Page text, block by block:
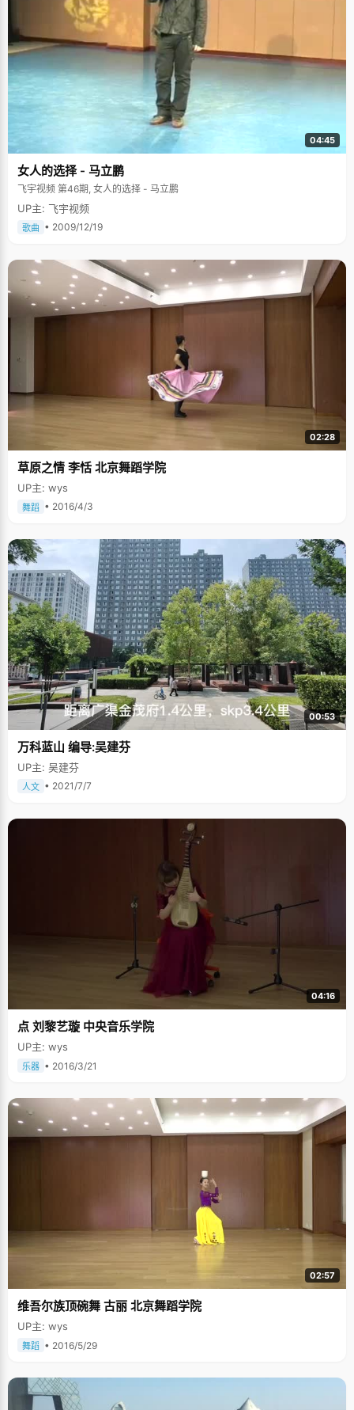
04:45
女人的选择 - 马立鹏
飞宇视频 第46期, 女人的选择 - 马立鹏
UP主: 飞宇视频
歌曲 • 2009/12/19
02:28
草原之情 李恬 北京舞蹈学院
UP主: wys
舞蹈 • 2016/4/3
00:53
万科蓝山 编导:吴建芬
UP主: 吴建芬
人文 • 2021/7/7
04:16
点 刘黎艺璇 中央音乐学院
UP主: wys
乐器 • 2016/3/21
02:57
维吾尔族顶碗舞 古丽 北京舞蹈学院
UP主: wys
舞蹈 • 2016/5/29